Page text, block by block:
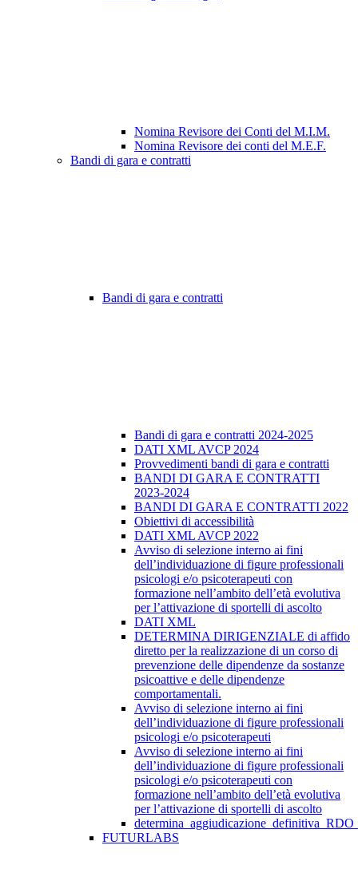
Nomina Revisore dei Conti del M.I.M.
Nomina Revisore dei conti del M.E.F.
Bandi di gara e contratti
Bandi di gara e contratti
Bandi di gara e contratti 2024-2025
DATI XML AVCP 2024
Provvedimenti bandi di gara e contratti
BANDI DI GARA E CONTRATTI
2023-2024
BANDI DI GARA E CONTRATTI 2022
Obiettivi di accessibilità
DATI XML AVCP 2022
Avviso di selezione interno ai fini
dell’individuazione di figure professionali
psicologi e/o psicoterapeuti con
formazione nell’ambito dell’età evolutiva
per l’attivazione di sportelli di ascolto
DATI XML
DETERMINA DIRIGENZIALE di affido
diretto per la realizzazione di un corso di
prevenzione delle dipendenze da sostanze
psicoattive e delle dipendenze
comportamentali.
Avviso di selezione interno ai fini
dell’individuazione di figure professionali
psicologi e/o psicoterapeuti
Avviso di selezione interno ai fini
dell’individuazione di figure professionali
psicologi e/o psicoterapeuti con
formazione nell’ambito dell’età evolutiva
per l’attivazione di sportelli di ascolto
FUTURLABS